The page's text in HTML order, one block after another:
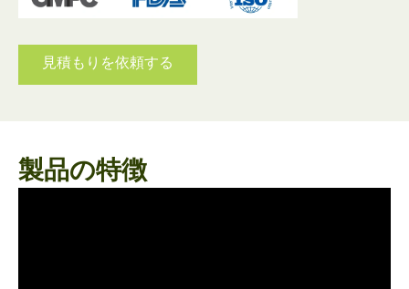
見積もりを依頼する
製品の特徴